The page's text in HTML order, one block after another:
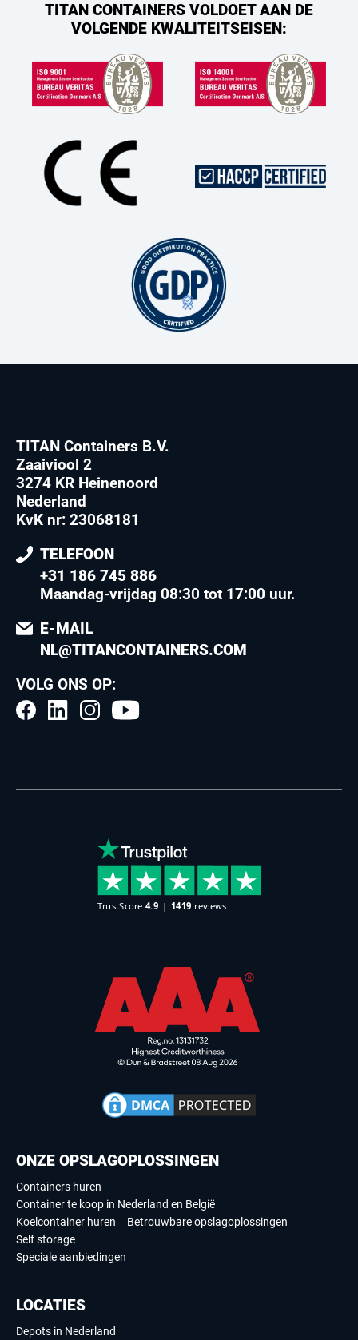
TITAN CONTAINERS VOLDOET AAN DE
VOLGENDE KWALITEITSEISEN:
TITAN Containers B.V.
Zaaiviool 2
3274 KR Heinenoord
Nederland
KvK nr: 23068181
TELEFOON
+31 186 745 886
Maandag-vrijdag 08:30 tot 17:00 uur.
E-MAIL
NL@TITANCONTAINERS.COM
VOLG ONS OP:
ONZE OPSLAGOPLOSSINGEN
Containers huren
Container te koop in Nederland en België
Koelcontainer huren – Betrouwbare opslagoplossingen
Self storage
Speciale aanbiedingen
LOCATIES
Depots in Nederland